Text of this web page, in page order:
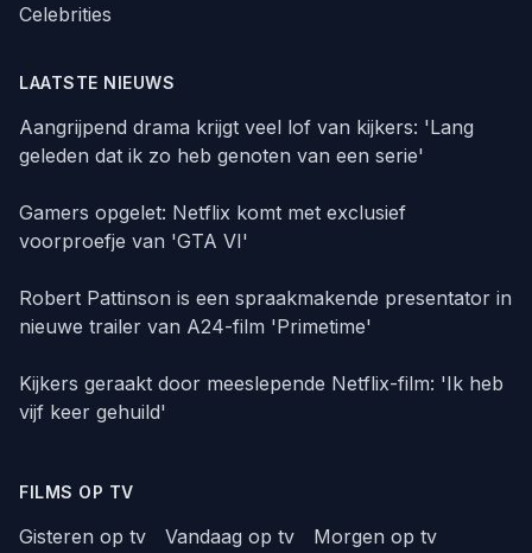
Celebrities
LAATSTE NIEUWS
Aangrijpend drama krijgt veel lof van kijkers: 'Lang
geleden dat ik zo heb genoten van een serie'
Gamers opgelet: Netflix komt met exclusief
voorproefje van 'GTA VI'
Robert Pattinson is een spraakmakende presentator in
nieuwe trailer van A24-film 'Primetime'
Kijkers geraakt door meeslepende Netflix-film: 'Ik heb
vijf keer gehuild'
FILMS OP TV
Gisteren op tv Vandaag op tv
Morgen op tv